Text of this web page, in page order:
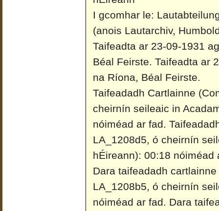
I gcomhar le:
(anois Lautarchiv,
Taifeadta ar 23-09-1931
Béal Feirste. Taifeadta ar
na Ríona, Béal Feirste.
Taifeadadh Cartlainne
cheirnín seileaic in
nóiméad ar fad.
LA_1208d5, ó cheirnín
hÉireann): 00:18 nóiméad
Dara taifeadadh
LA_1208b5, ó cheirnín
nóiméad ar fad. Dara